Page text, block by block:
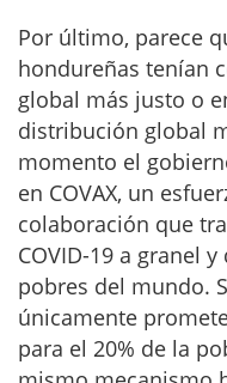
Por último, parece
hondureñas tenían
global más justo o
distribución global
momento el
en COVAX, un
colaboración que
COVID-19 a granel
pobres del mundo.
únicamente
para el 20% de la